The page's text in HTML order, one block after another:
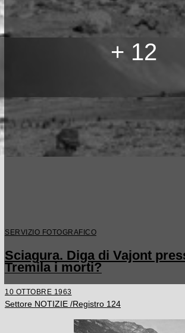
+ 12
SERVIZIO FOTOGRAFICO
Sciagura. Diga di Vajont
Tremila i morti?
10 OTTOBRE 1963
Settore NOTIZIE /Registro 124